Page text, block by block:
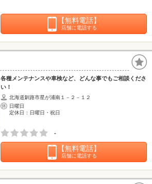
【無料電話】
店舗に電話する
各種メンテナンスや車検など、どんな事でもご相談くださ
い！
北海道釧路市星が浦南１－２－１２
日曜日
定休日：日曜日・祝日
-
【無料電話】
店舗に電話する